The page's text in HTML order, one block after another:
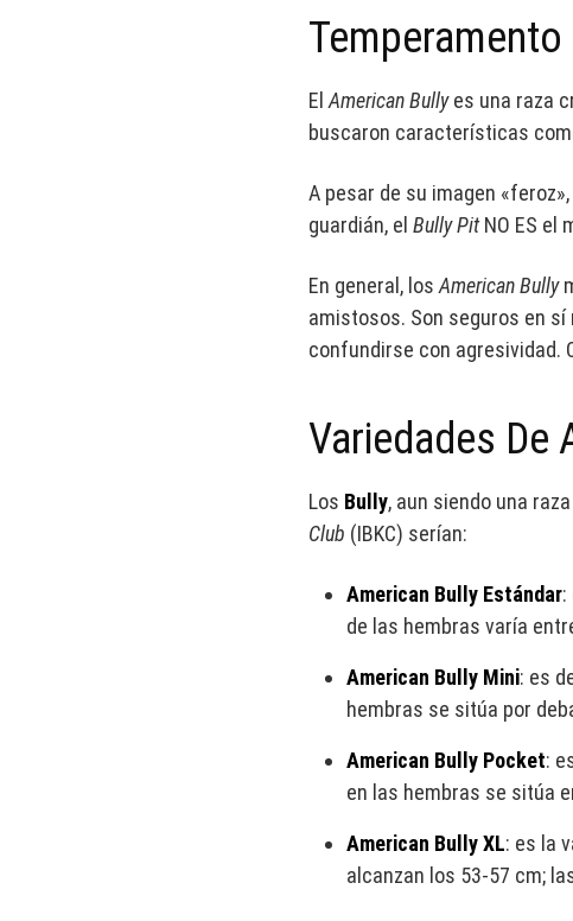
El American Bullyes una raza
buscaron características
A pesar de su imagen
guardián, el Bully PitNO ES el
En general, los American Bully
amistosos. Son seguros en
confundirse con agresividad.
Variedades De
Los Bully, aun siendo una
Club (IBKC) serían:
American Bully Estándar:
de las hembras varía
American Bully Mini: es
hembras se sitúa por
American Bully Pocket:
en las hembras se sitúa
American Bully XL: es la
alcanzan los 53-57 cm;